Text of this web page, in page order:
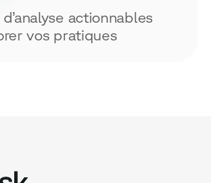
actionnables
vos pratiques